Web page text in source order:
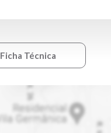
Ficha Técnica